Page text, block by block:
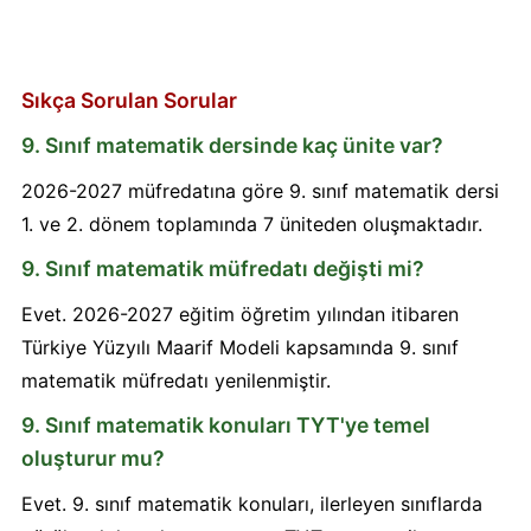
Sıkça Sorulan Sorular
9. Sınıf matematik dersinde kaç ünite var?
2026-2027 müfredatına göre 9. sınıf matematik dersi
1. ve 2. dönem toplamında 7 üniteden oluşmaktadır.
9. Sınıf matematik müfredatı değişti mi?
Evet. 2026-2027 eğitim öğretim yılından itibaren
Türkiye Yüzyılı Maarif Modeli kapsamında 9. sınıf
matematik müfredatı yenilenmiştir.
9. Sınıf matematik konuları TYT'ye temel
oluşturur mu?
Evet. 9. sınıf matematik konuları, ilerleyen sınıflarda